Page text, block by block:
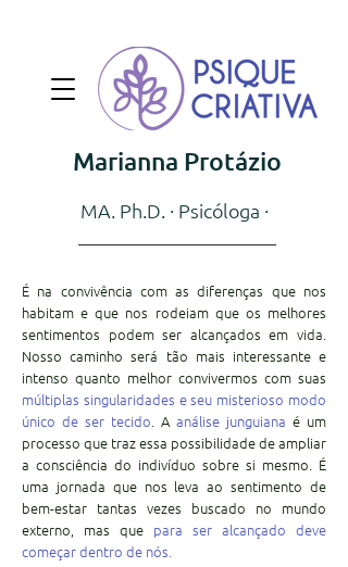
Marianna Protázio
MA. Ph.D. · Psicóloga ·
É na convivência com as diferenças que nos
habitam e que nos rodeiam que os melhores
sentimentos podem ser alcançados em vida.
Nosso caminho será tão mais interessante e
intenso quanto melhor convivermos com suas
múltiplas singularidades e seu misterioso modo
único de ser tecido. A análise junguiana ​é um
processo que traz essa possibilidade de ampliar
a consciência do indivíduo sobre si mesmo. É
uma jornada que nos leva ao sentimento de
bem-estar tantas vezes buscado no mundo
externo, mas que para ser alcançado deve
começar dentro de nós.